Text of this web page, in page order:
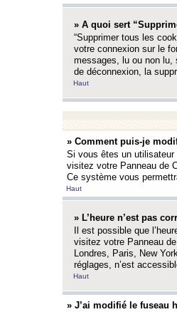
» A quoi sert
“Supprimer tous les
votre connexion sur le
messages, lu ou non lu,
de déconnexion, la
Haut
» Comment puis-je
Si vous êtes un
visitez votre Panneau de
Ce système vous
Haut
» L’heure n’est pas
Il est possible que
visitez votre Panneau
Londres, Paris, New
réglages, n’est
Haut
» J’ai modifié le fuseau